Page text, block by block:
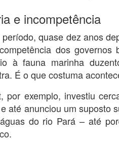
e incompetência
período, quase dez anos
dos
à fauna marinha
É o que costuma
por exemplo, investiu
até anunciou um suposto
do rio Pará – até